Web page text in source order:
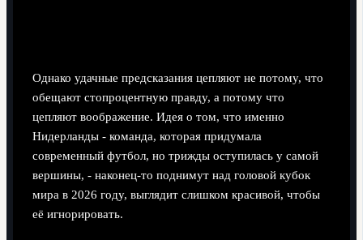
Однако удачные предсказания цепляют не потому, что
обещают стопроцентную правду, а потому что
цепляют воображение. Идея о том, что именно
Нидерланды - команда, которая придумала
современный футбол, но трижды оступилась у самой
вершины, - наконец-то поднимут над головой кубок
мира в 2026 году, выглядит слишком красивой, чтобы
её игнорировать.